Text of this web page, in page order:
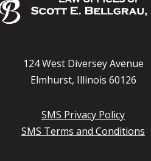
124 West Diversey Avenue
Elmhurst, Illinois 60126
SMS Privacy Policy
SMS Terms and Conditions